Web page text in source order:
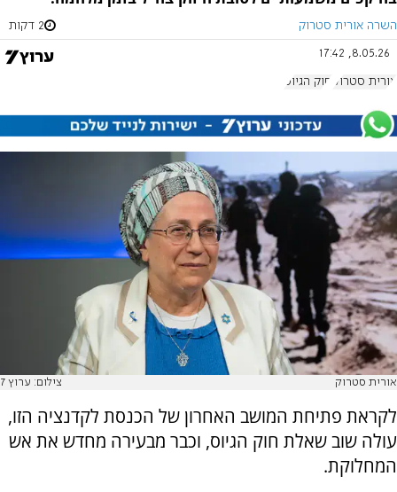
השרה אורית סטרוק 2 דקות
8.05.26, 17:42
אורית סטרוק חוק הגיוס
אורית סטרוק צילום: ערוץ 7
לקראת פתיחת המושב האחרון של הכנסת לקדנציה הזו,
עולה שוב שאלת חוק הגיוס, וכבר מבעירה מחדש את אש
המחלוקת.